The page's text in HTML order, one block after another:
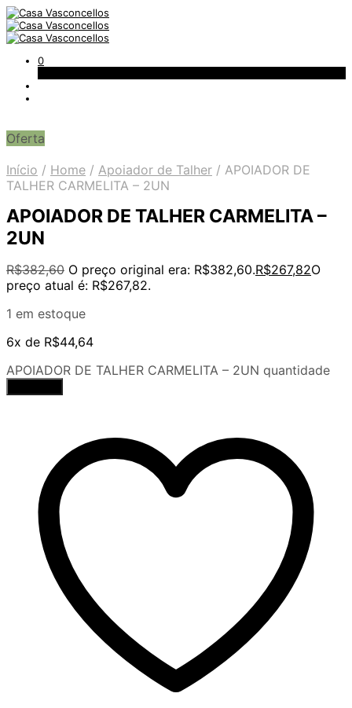
0
Oferta
Início / Home / Apoiador de Talher / APOIADOR DE
TALHER CARMELITA – 2UN
APOIADOR DE TALHER CARMELITA –
2UN
R$382,60 O preço original era: R$382,60.R$267,82O
preço atual é: R$267,82.
1 em estoque
6x de R$44,64
APOIADOR DE TALHER CARMELITA – 2UN quantidade